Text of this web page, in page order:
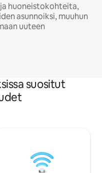
huoneistokohteita,
asunnoiksi, muuhun
uuteen
suositut